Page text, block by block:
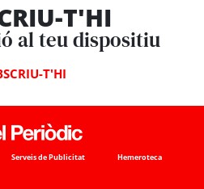
T'HI
al teu dispositiu
T'HI
Serveis de Publicitat Hemeroteca